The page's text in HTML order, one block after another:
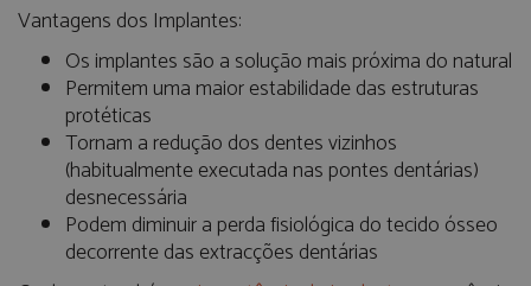
Vantagens dos Implantes:
Os implantes são a solução mais próxima do natural
Permitem uma maior estabilidade das estruturas
protéticas
Tornam a redução dos dentes vizinhos
(habitualmente executada nas pontes dentárias)
desnecessária
Podem diminuir a perda fisiológica do tecido ósseo
decorrente das extracções dentárias